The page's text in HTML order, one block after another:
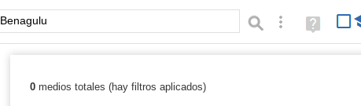
Palabra o frase: Búsqueda avanzada
Ayuda
(en
Resultados de: Benagulu
0medios totales (hay filtros aplicados)